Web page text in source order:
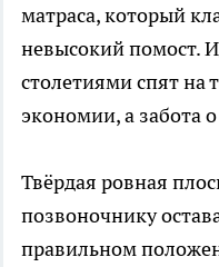
матраса, который
невысокий помост.
столетиями спят на
экономии, а забота
Твёрдая ровная
позвоночнику
правильном